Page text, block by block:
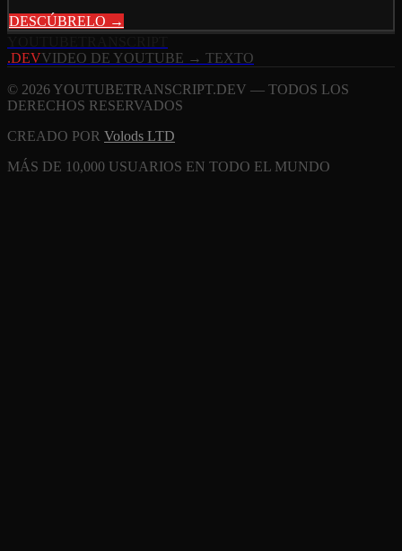
DESCÚBRELO →
.DEVVIDEO DE YOUTUBE → TEXTO
© 2026 YOUTUBETRANSCRIPT.DEV — TODOS LOS
DERECHOS RESERVADOS
CREADO POR Volods LTD
MÁS DE 10,000 USUARIOS EN TODO EL MUNDO